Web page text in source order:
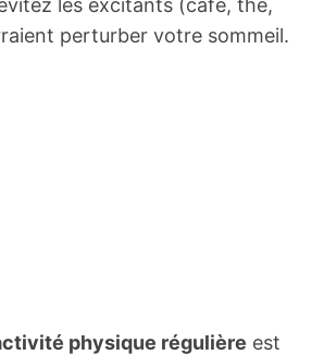
les excitants (café, thé,
perturber votre sommeil.
physique régulière est